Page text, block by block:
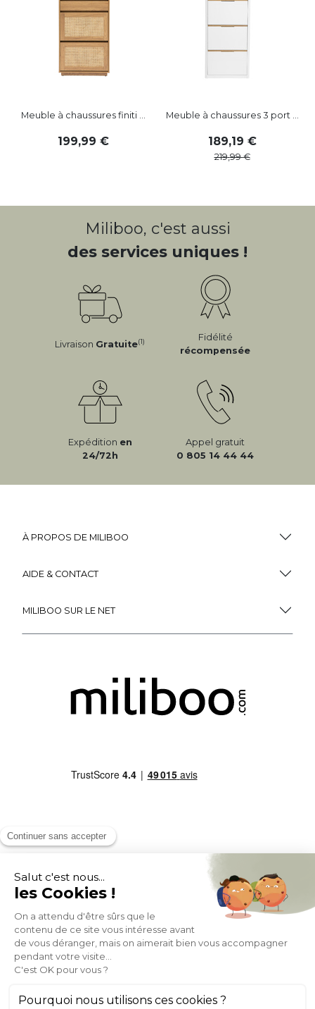
Meuble à chaussures finiti ...
199,99
Meuble à chaussures 3 port ...
189,19
219,99
Miliboo, c'est aussi
des services uniques !
Livraison Gratuite(1)
Fidélité
récompensée
Expédition en
24/72h
Appel gratuit
0 805 14 44 44
À PROPOS DE MILIBOO
AIDE & CONTACT
MILIBOO SUR LE NET
MOYENS DE PAIEMENT